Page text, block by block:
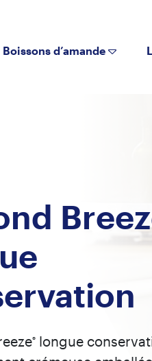
Boissons d’amande
® longue